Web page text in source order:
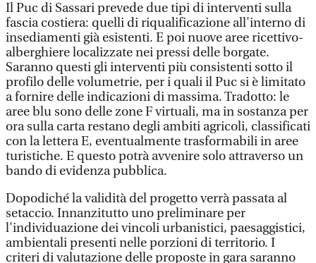
Il Puc di Sassari prevede due tipi di interventi sulla
fascia costiera: quelli di riqualificazione all'interno di
insediamenti già esistenti. E poi nuove aree ricettivo-
alberghiere localizzate nei pressi delle borgate.
Saranno questi gli interventi più consistenti sotto il
profilo delle volumetrie, per i quali il Puc si è limitato
a fornire delle indicazioni di massima. Tradotto: le
aree blu sono delle zone F virtuali, ma in sostanza per
ora sulla carta restano degli ambiti agricoli, classificati
con la lettera E, eventualmente trasformabili in aree
turistiche. E questo potrà avvenire solo attraverso un
bando di evidenza pubblica.
Dopodiché la validità del progetto verrà passata al
setaccio. Innanzitutto uno preliminare per
l'individuazione dei vincoli urbanistici, paesaggistici,
ambientali presenti nelle porzioni di territorio. I
criteri di valutazione delle proposte in gara saranno